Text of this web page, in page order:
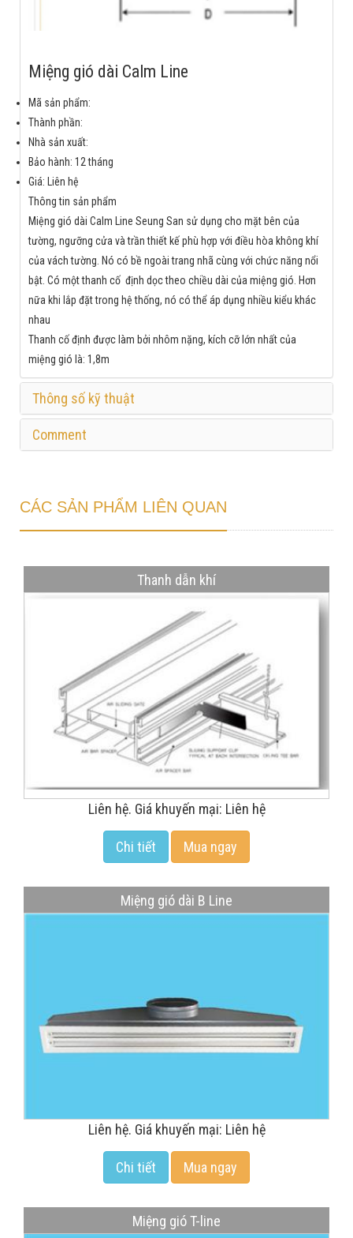
Miệng gió dài Calm Line
Mã sản phẩm:
Thành phần:
Nhà sản xuất:
Bảo hành: 12 tháng
Giá: Liên hệ
Thông tin sản phẩm
Miệng gió dài Calm Line Seung San sử dụng cho mặt bên của
tường, ngưỡng cửa và trần thiết kế phù hợp với điều hòa không khí
của vách tường. Nó có bề ngoài trang nhã cùng với chức năng nổi
bật. Có một thanh cố định dọc theo chiều dài của miệng gió. Hơn
nữa khi lắp đặt trong hệ thống, nó có thể áp dụng nhiều kiểu khác
nhau
Thanh cố định được làm bởi nhôm nặng, kích cỡ lớn nhất của
miệng gió là: 1,8m
Thông số kỹ thuật
Comment
CÁC SẢN PHẨM LIÊN QUAN
Thanh dẫn khí
Liên hệ. Giá khuyến mại: Liên hệ
Chi tiết Mua ngay
Miệng gió dài B Line
Liên hệ. Giá khuyến mại: Liên hệ
Chi tiết Mua ngay
Miệng gió T-line